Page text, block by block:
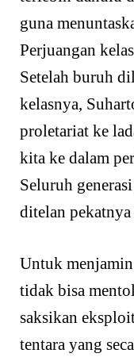
guna
Perjuangan
Setelah buruh
kelasnya,
proletariat ke
kita ke dalam
Seluruh
ditelan
Untuk
tidak bisa
saksikan
tentara yang